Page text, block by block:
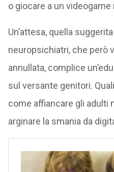
o giocare a un videogame
Un’attesa, quella
neuropsichiatri, che però
annullata, complice
sul versante genitori.
come affiancare gli adulti
arginare la smania da